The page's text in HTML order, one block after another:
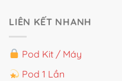
LIÊN KẾT NHANH
Pod Kit / Máy
Pod 1 Lần